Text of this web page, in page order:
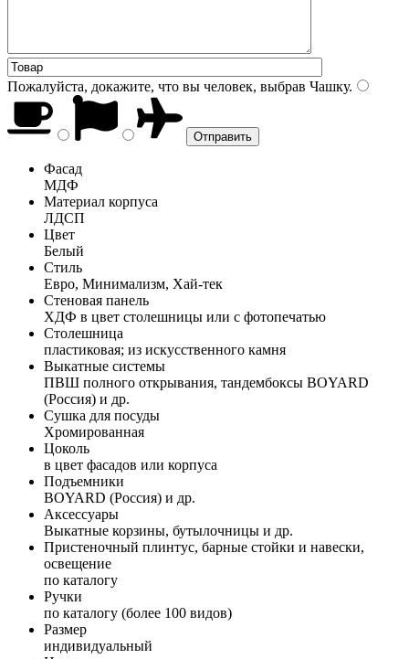
Пожалуйста, докажите, что вы человек, выбрав Чашку.
Фасад
МДФ
Материал корпуса
ЛДСП
Цвет
Белый
Стиль
Евро, Минимализм, Хай-тек
Стеновая панель
ХДФ в цвет столешницы или с фотопечатью
Столешница
пластиковая; из искусственного камня
Выкатные системы
ПВШ полного открывания, тандембоксы BOYARD
(Россия) и др.
Сушка для посуды
Хромированная
Цоколь
в цвет фасадов или корпуса
Подъемники
BOYARD (Россия) и др.
Аксессуары
Выкатные корзины, бутылочницы и др.
Пристеночный плинтус, барные стойки и навески,
освещение
по каталогу
Ручки
по каталогу (более 100 видов)
Размер
индивидуальный